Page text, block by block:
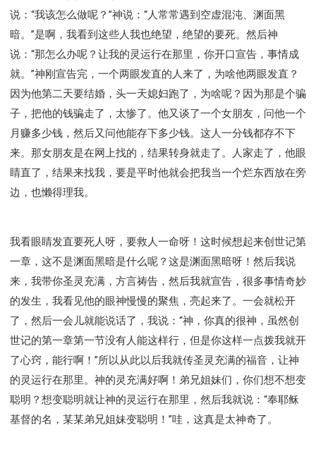
说：“我该怎么做呢？”神说：“人常常遇到空虚混沌、渊面黑
暗。”是啊，我看到这些人我也绝望，绝望的要死。然后神
说：“那怎么办呢？让我的灵运行在那里，你开口宣告，事情成
就。”神刚宣告完，一个两眼发直的人来了，为啥他两眼发直？
因为他第二天要结婚，头一天媳妇跑了，为啥呢？因为那是个骗
子，把他的钱骗走了，太惨了。他又谈了一个女朋友，问他一个
月赚多少钱，然后又问他能存下多少钱。这人一分钱都存不下
来。那女朋友是在网上找的，结果转身就走了。人家走了，他眼
睛直了，结果来找我，要是平时他就会把我当一个烂东西放在旁
边，也懒得理我。
我看眼睛发直要死人呀，要救人一命呀！这时候想起来创世记第
一章，这不是渊面黑暗是什么呢？这是渊面黑暗呀！然后我说
来，我带你圣灵充满，方言祷告，然后我就宣告，很多事情奇妙
的发生，我看见他的眼神慢慢的聚焦，亮起来了。一会就松开
了，然后一会儿就能说话了，我说：“神，你真的很神，虽然创
世记的第一章第一节没有人能这样行，但是你这样一点拨我就开
了心窍，能行啊！”所以从此以后我就传圣灵充满的福音，让神
的灵运行在那里。神的灵充满好啊！弟兄姐妹们，你们想不想变
聪明？想变聪明就让神的灵运行在那里，然后我就说：“奉耶稣
基督的名，某某弟兄姐妹变聪明！”哇，这真是太神奇了。